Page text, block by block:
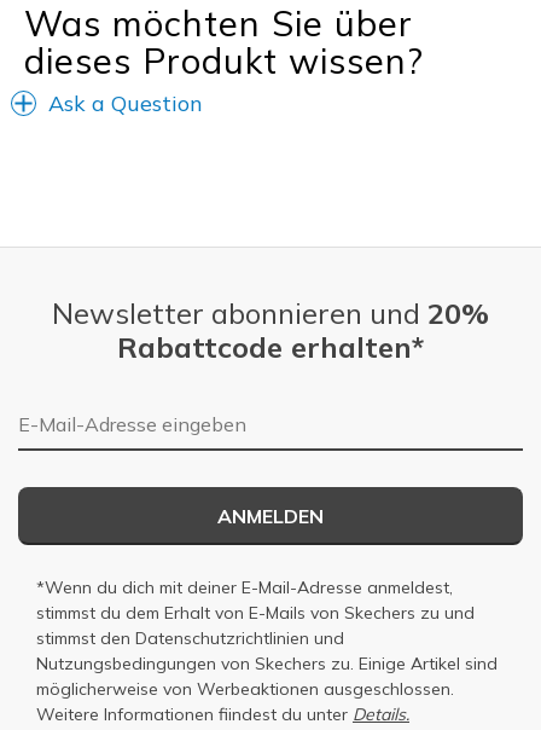
Geeignete Verwendung
Casual Wear
Going Out
View On Shoes
I'm Really Into Shoes
Was möchten Sie über
dieses Produkt wissen?
Ask a Question
Newsletter abonnieren und 20%
Rabattcode erhalten*
E-Mail-Adresse
ANMELDEN
*Wenn du dich mit deiner E-Mail-Adresse anmeldest,
stimmst du dem Erhalt von E-Mails von Skechers zu und
stimmst den Datenschutzrichtlinien und
Nutzungsbedingungen von Skechers zu. Einige Artikel sind
möglicherweise von Werbeaktionen ausgeschlossen.
Weitere Informationen fiindest du unter Details.